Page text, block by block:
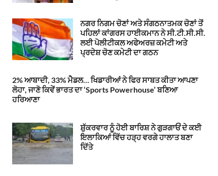
ਨਗਰ ਨਿਗਮ ਚੋਣਾਂ ਅਤੇ ਸੰਗਠਨਾਤਮਕ ਚੋਣਾਂ ਤੋਂ
ਪਹਿਲਾਂ ਕਾਂਗਰਸ ਹਾਈਕਮਾਨ ਨੇ ਸੀ.ਟੀ.ਸੀ.ਸੀ.
ਲਈ ਪੋਲੀਟੀਕਲ ਅਫੇਅਰਜ਼ ਕਮੇਟੀ ਅਤੇ
ਪ੍ਰਦੇਸ਼ ਚੋਣ ਕਮੇਟੀ ਦਾ ਗਠਨ
2% ਆਬਾਦੀ, 33% ਮੈਡਲ… ਖਿਡਾਰੀਆਂ ਨੇ ਫਿਰ ਸਾਬਤ ਕੀਤਾ ਆਪਣਾ
ਲੋਹਾ, ਜਾਣੋ ਕਿਵੇਂ ਭਾਰਤ ਦਾ ‘Sports Powerhouse’ ਬਣਿਆ
ਹਰਿਆਣਾ
ਸ਼ੁੱਕਰਵਾਰ ਨੂੰ ਹੋਈ ਬਾਰਿਸ਼ ਨੇ ਗੁੜਗਾਓਂ ਦੇ ਕਈ
ਇਲਾਕਿਆਂ ਵਿੱਚ ਹੜ੍ਹ ਵਰਗੇ ਹਾਲਾਤ ਬਣਾ
ਦਿੱਤੇ